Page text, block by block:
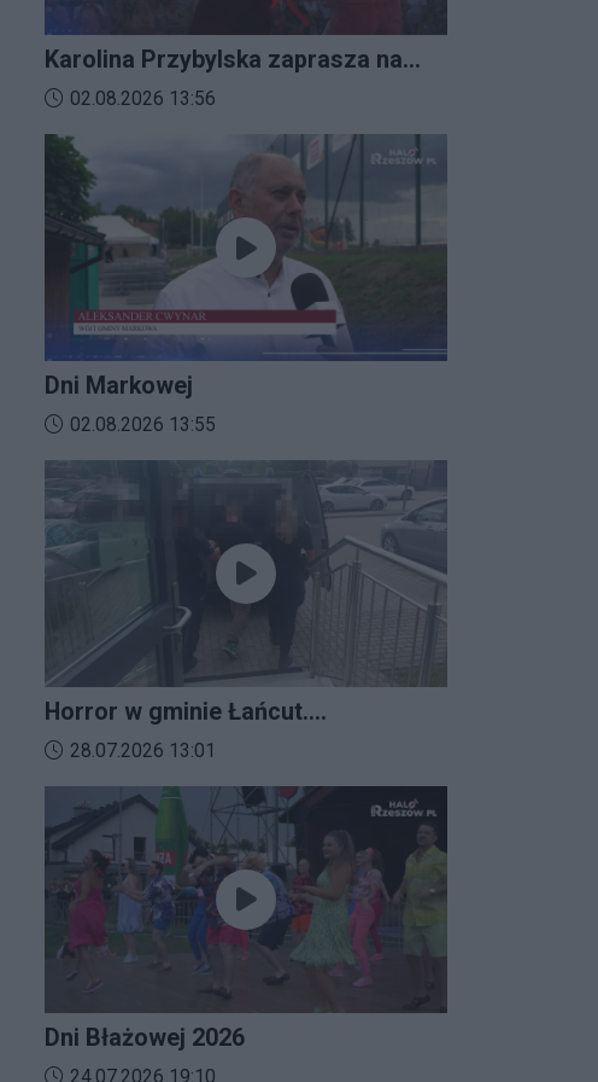
Karolina Przybylska zaprasza na
Imprezalia 2026
Data dodania materiału wideo:
02.08.2026 13:56
Dni Markowej
Data dodania materiału wideo:
02.08.2026 13:55
Horror w gminie Łańcut.
Mieszkaniec Rzeszowa
terroryzował rodzinę nożem i
zaatakował policjantów!
Data dodania materiału wideo:
28.07.2026 13:01
Dni Błażowej 2026
Data dodania materiału wideo:
24.07.2026 19:10